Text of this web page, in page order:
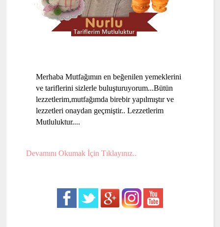
Merhaba Mutfağımın en beğenilen yemeklerini
ve tariflerini sizlerle buluşturuyorum...Bütün
lezzetlerim,mutfağımda birebir yapılmıştır ve
lezzetleri onaydan geçmiştir.. Lezzetlerim
Mutluluktur....
Devamını Okumak İçin Tıklayınız..